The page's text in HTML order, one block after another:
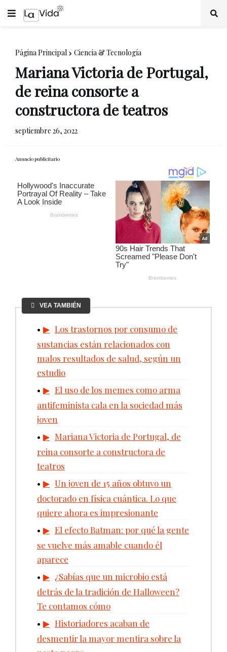
Página Principal Ciencia & Tecnología
Mariana Victoria de Portugal,
de reina consorte a
constructora de teatros
septiembre 26, 2022
Anuncio publicitario
VEA TAMBIÉN
Los trastornos por consumo de
sustancias están relacionados con
malos resultados de salud, según un
estudio
El uso de los memes como arma
antifeminista cala en la sociedad más
joven
Mariana Victoria de Portugal, de
reina consorte a constructora de
teatros
Un joven de 15 años obtuvo un
doctorado en física cuántica. Lo que
quiere ahora es impresionante
El efecto Batman: por qué la gente
se vuelve más amable cuando él
aparece
¿Sabías que un microbio está
detrás de la tradición de Halloween?
Te contamos cómo
Historiadores acaban de
desmentir la mayor mentira sobre la